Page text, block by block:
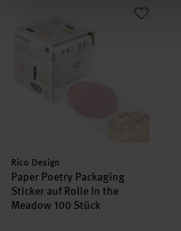
Paper Poetry Packaging
Hersteller:
Rico Design
Paper Poetry Packaging
Sticker auf Rolle In the
Meadow 100 Stück